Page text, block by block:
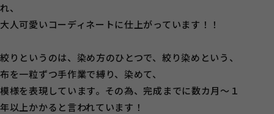
れ、
大人可愛いコーディネートに仕上がっています！！
絞りというのは、染め方のひとつで、絞り染めという、
布を一粒ずつ手作業で縛り、染めて、
模様を表現しています。その為、完成までに数カ月～１
年以上かかると言われています！